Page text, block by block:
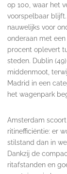
op 100, waar het
voorspelbaar
nauwelijks voor
onderaan met een
procent oplevert
steden. Dublin
middenmoot,
Madrid in een
het wagenpark
Amsterdam
ritinefficiëntie: er
stilstand dan in
Dankzij de
ritafstanden en